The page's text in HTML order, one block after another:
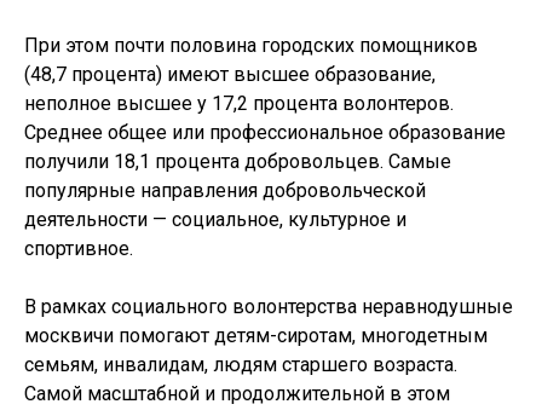
При этом почти половина городских помощников
(48,7 процента) имеют высшее образование,
неполное высшее у 17,2 процента волонтеров.
Среднее общее или профессиональное образование
получили 18,1 процента добровольцев. Самые
популярные направления добровольческой
деятельности — социальное, культурное и
спортивное.
В рамках социального волонтерства неравнодушные
москвичи помогают детям-сиротам, многодетным
семьям, инвалидам, людям старшего возраста.
Самой масштабной и продолжительной в этом